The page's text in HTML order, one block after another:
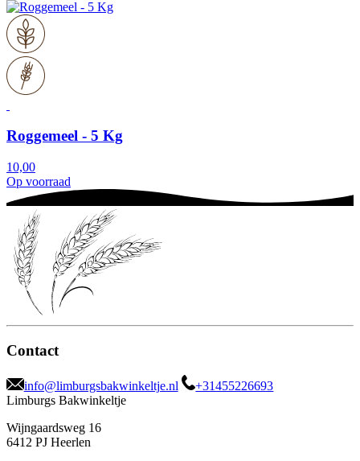
Roggemeel - 5 Kg
10,00
Op voorraad
Contact
info@limburgsbakwinkeltje.nl
+31455226693
Limburgs Bakwinkeltje
Wijngaardsweg 16
6412 PJ Heerlen